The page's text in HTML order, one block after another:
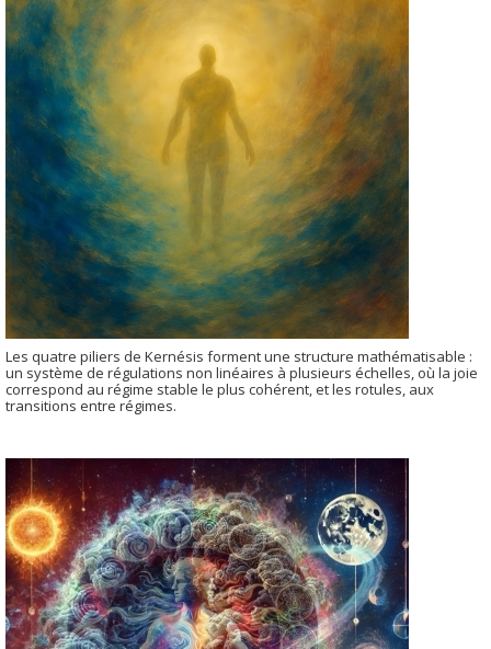
Les quatre piliers de Kernésis forment une structure mathématisable :
un système de régulations non linéaires à plusieurs échelles, où la joie
correspond au régime stable le plus cohérent, et les rotules, aux
transitions entre régimes.